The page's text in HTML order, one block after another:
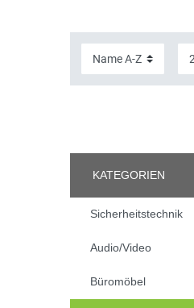
KATEGORIEN
Sicherheitstechnik
Audio/Video
Büromöbel